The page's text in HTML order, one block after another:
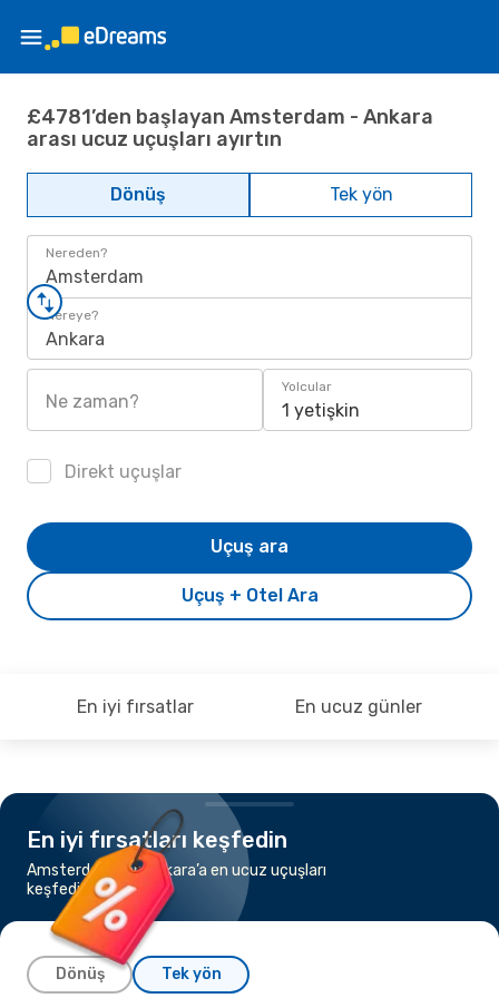
£4781’den başlayan Amsterdam - Ankara
arası ucuz uçuşları ayırtın
Dönüş Tek yön
Nereden?
Amsterdam
Nereye?
Ankara
Ne zaman?
Yolcular
1 yetişkin
Direkt uçuşlar
Uçuş + Otel Ara
Uçuş ara
En iyi fırsatlar En ucuz günler
En iyi fırsatları keşfedin
Amsterdam’dan Ankara’a en ucuz uçuşları
keşfedin
Dönüş Tek yön